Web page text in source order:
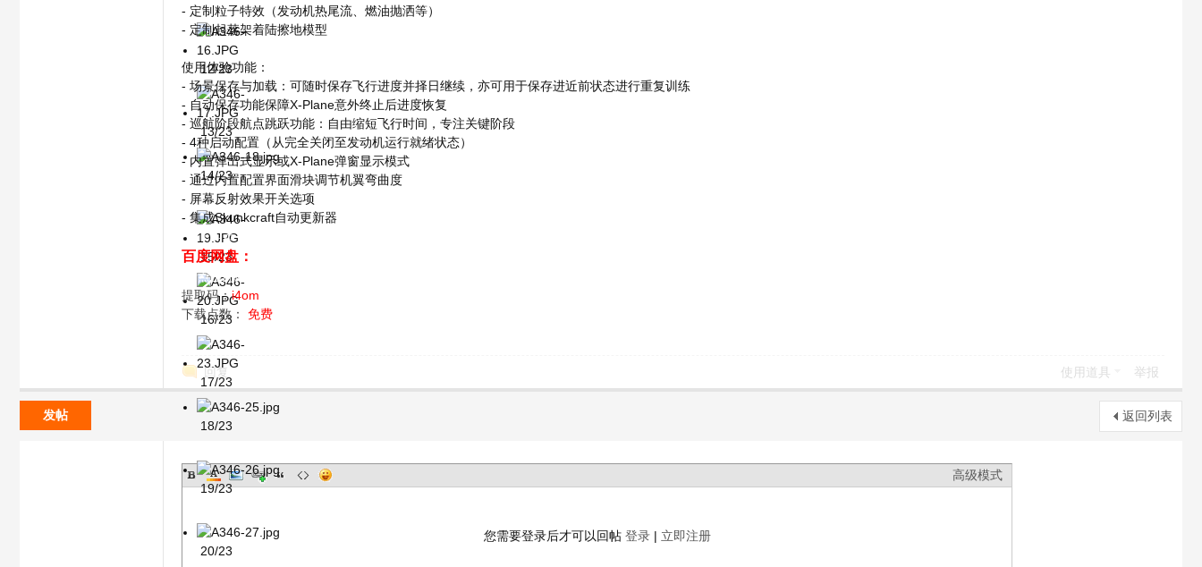
12/23
13/23
14/23
15/23
16/23
17/23
18/23
19/23
20/23
- 定制粒子特效（发动机热尾流、燃油抛洒等）
- 定制起落架着陆擦地模型
使用体验功能：
- 场景保存与加载：可随时保存飞行进度并择日继续，亦可用于保存进近前状态进行重复训练
- 自动保存功能保障X-Plane意外终止后进度恢复
- 巡航阶段航点跳跃功能：自由缩短飞行时间，专注关键阶段
- 4种启动配置（从完全关闭至发动机运行就绪状态）
- 内置弹出式显示或X-Plane弹窗显示模式
- 通过内置配置界面滑块调节机翼弯曲度
- 屏幕反射效果开关选项
- 集成Skunkcraft自动更新器
?1 B; B- P3 V" p# r2 p& @
百度网盘：
请点击此处下载
提取码：i4om
下载点数：
免费
回复 使用道具 举报
返回列表
发帖
高级模式
您需要登录后才可以回帖 登录| 立即注册